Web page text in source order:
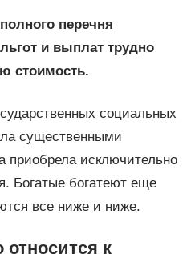
перечня
и выплат трудно
стоимость.
социальных
существенными
приобрела исключительно
Богатые богатеют еще
все ниже и ниже.
относится к